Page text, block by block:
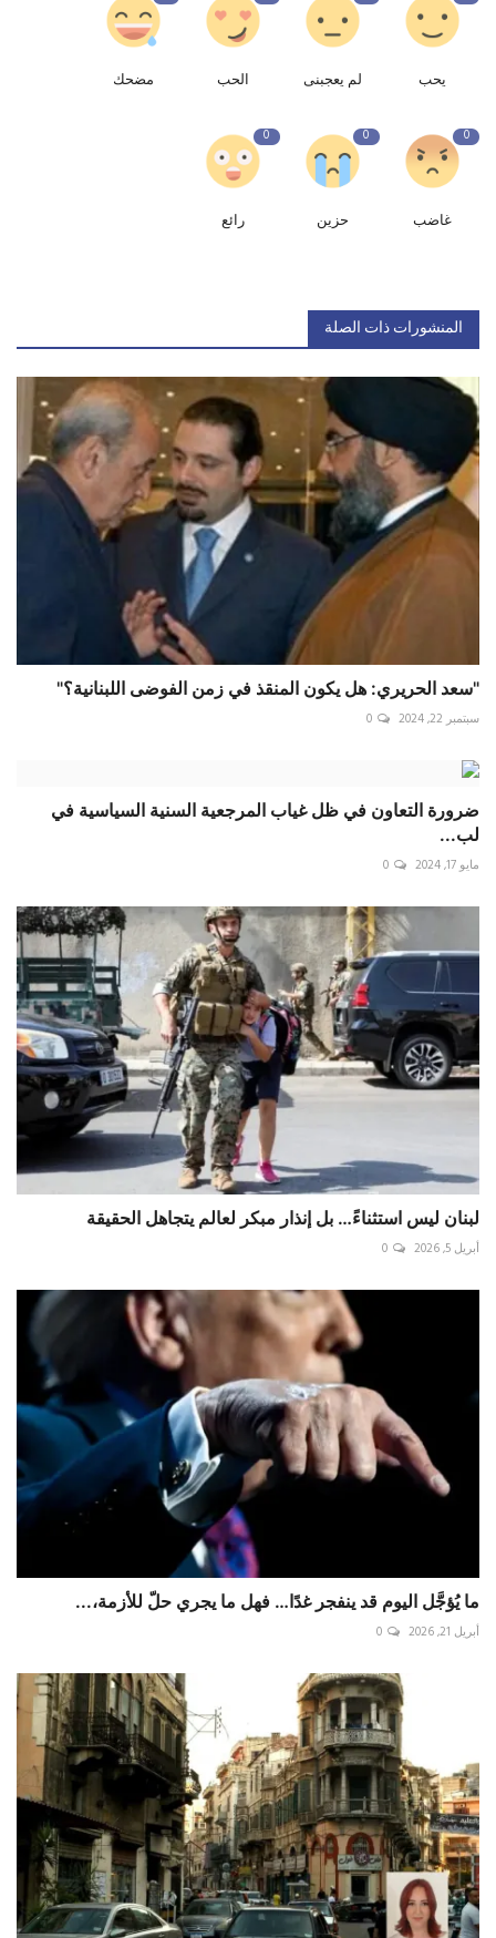
يحب لم يعجبنى الحب مضحك
0
غاضب
0
حزين
0
رائع
المنشورات ذات الصلة
"سعد الحريري: هل يكون المنقذ في زمن الفوضى اللبنانية؟"
سبتمبر 22, 2024 0
ضرورة التعاون في ظل غياب المرجعية السنية السياسية في
لب...
مايو 17, 2024 0
لبنان ليس استثناءً… بل إنذار مبكر لعالم يتجاهل الحقيقة
أبريل 5, 2026 0
ما يُؤجَّل اليوم قد ينفجر غدًا… فهل ما يجري حلّ للأزمة،...
أبريل 21, 2026 0